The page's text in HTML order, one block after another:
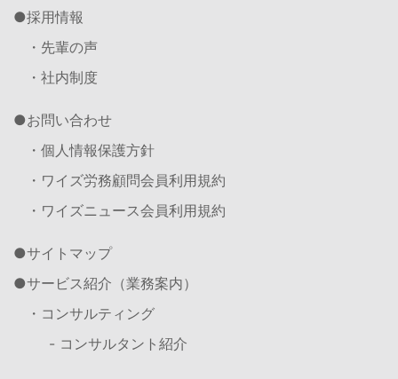
採用情報
・先輩の声
・社内制度
お問い合わせ
・個人情報保護方針
・ワイズ労務顧問会員利用規約
・ワイズニュース会員利用規約
サイトマップ
サービス紹介（業務案内）
・コンサルティング
- コンサルタント紹介